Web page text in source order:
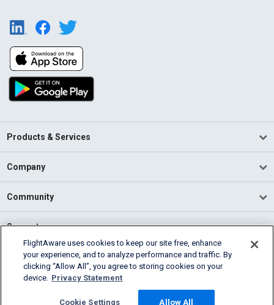
Products & Services
Company
Community
Support
English (USA)
2026 FlightAware
Cookie Settings
FlightAware uses cookies to keep our site free, enhance
your experience, and to analyze performance and traffic. By
clicking “Allow All”, you agree to storing cookies on your
device. Privacy Statement
Cookie Settings Allow All